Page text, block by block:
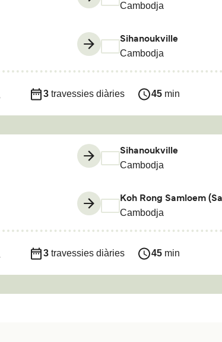
Cambodja
Sihanoukville
Cambodja
3travessies diàries 45min
Sihanoukville
Cambodja
Koh Rong Samloem
Cambodja
3travessies diàries 45min